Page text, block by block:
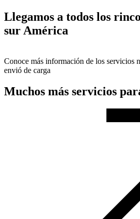
Llegamos a todos los
sur América
Conoce más información de los servicios
envió de carga
Muchos más servicios